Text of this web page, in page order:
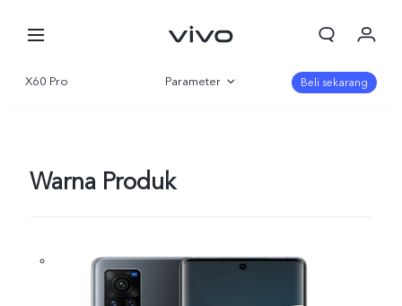
X60 Pro Parameter Beli sekarang
Warna Produk